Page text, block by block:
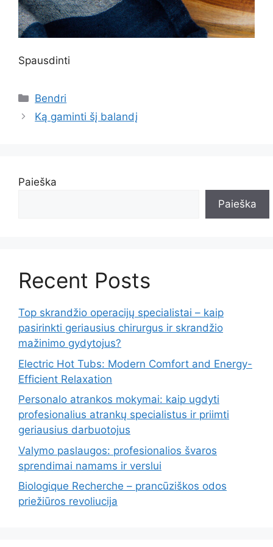
Spausdinti
Kategorijos
Bendri
Ką gaminti šį balandį
Paieška
Paieška
Recent Posts
Top skrandžio operacijų specialistai – kaip
pasirinkti geriausius chirurgus ir skrandžio
mažinimo gydytojus?
Electric Hot Tubs: Modern Comfort and Energy-
Efficient Relaxation
Personalo atrankos mokymai: kaip ugdyti
profesionalius atrankų specialistus ir priimti
geriausius darbuotojus
Valymo paslaugos: profesionalios švaros
sprendimai namams ir verslui
Biologique Recherche – prancūziškos odos
priežiūros revoliucija